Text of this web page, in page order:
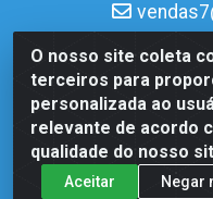
O nosso site coleta
terceiros para
personalizada ao
relevante de acordo
qualidade do nosso
Aceitar Negar
Casa Norte LTDA - Av.
Sept Rosado,